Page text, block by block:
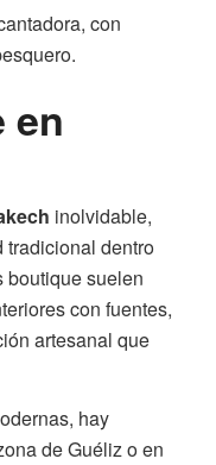
con
en
inolvidable,
tradicional dentro
boutique suelen
con fuentes,
artesanal que
hay
de Guéliz o en